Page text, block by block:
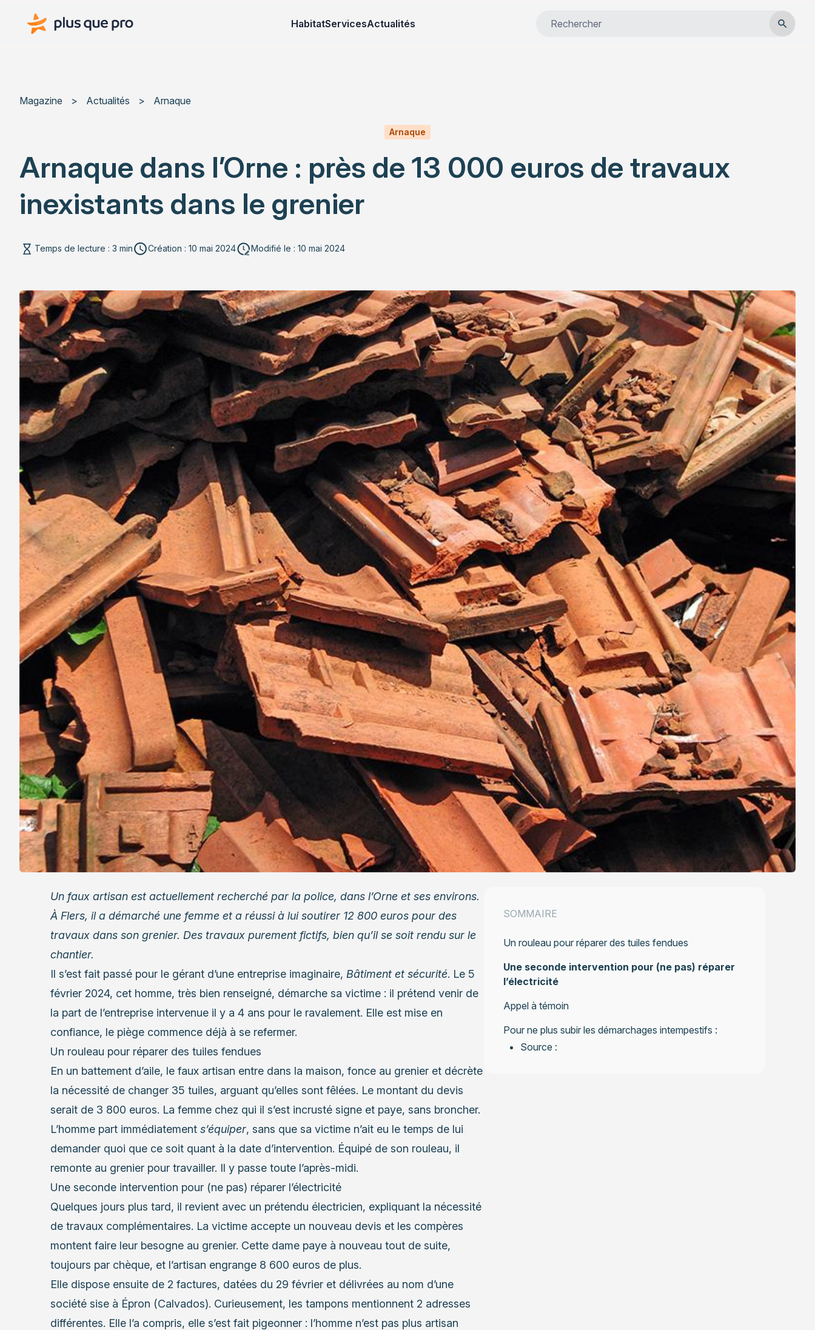
Plus que pro Mag'
HabitatServicesActualités
Magazine > Actualités > Arnaque
Arnaque
Arnaque dans l’Orne : près de 13 000 euros de travaux
inexistants dans le grenier
Temps de lecture : 3 min Création : 10 mai 2024 Modifié le : 10 mai 2024
Un faux artisan est actuellement recherché par la police, dans l’Orne et ses environs.
À Flers, il a démarché une femme et a réussi à lui soutirer 12 800 euros pour des
travaux dans son grenier. Des travaux purement fictifs, bien qu’il se soit rendu sur le
chantier.
Il s’est fait passé pour le gérant d’une entreprise imaginaire, Bâtiment et sécurité. Le 5
février 2024, cet homme, très bien renseigné, démarche sa victime : il prétend venir de
la part de l’entreprise intervenue il y a 4 ans pour le ravalement. Elle est mise en
confiance, le piège commence déjà à se refermer.
Un rouleau pour réparer des tuiles fendues
En un battement d’aile, le faux artisan entre dans la maison, fonce au grenier et décrète
la nécessité de changer 35 tuiles, arguant qu’elles sont fêlées. Le montant du devis
serait de 3 800 euros. La femme chez qui il s’est incrusté signe et paye, sans broncher.
L’homme part immédiatement s’équiper, sans que sa victime n’ait eu le temps de lui
demander quoi que ce soit quant à la date d’intervention. Équipé de son rouleau, il
remonte au grenier pour travailler. Il y passe toute l’après-midi.
Une seconde intervention pour (ne pas) réparer l’électricité
Quelques jours plus tard, il revient avec un prétendu électricien, expliquant la nécessité
de travaux complémentaires. La victime accepte un nouveau devis et les compères
montent faire leur besogne au grenier. Cette dame paye à nouveau tout de suite,
toujours par chèque, et l’artisan engrange 8 600 euros de plus.
Elle dispose ensuite de 2 factures, datées du 29 février et délivrées au nom d’une
société sise à Épron (Calvados). Curieusement, les tampons mentionnent 2 adresses
différentes. Elle l’a compris, elle s’est fait pigeonner : l’homme n’est pas plus artisan
SOMMAIRE
Un rouleau pour réparer des tuiles fendues
Une seconde intervention pour (ne pas) réparer
l’électricité
Appel à témoin
Pour ne plus subir les démarchages intempestifs :
Source :